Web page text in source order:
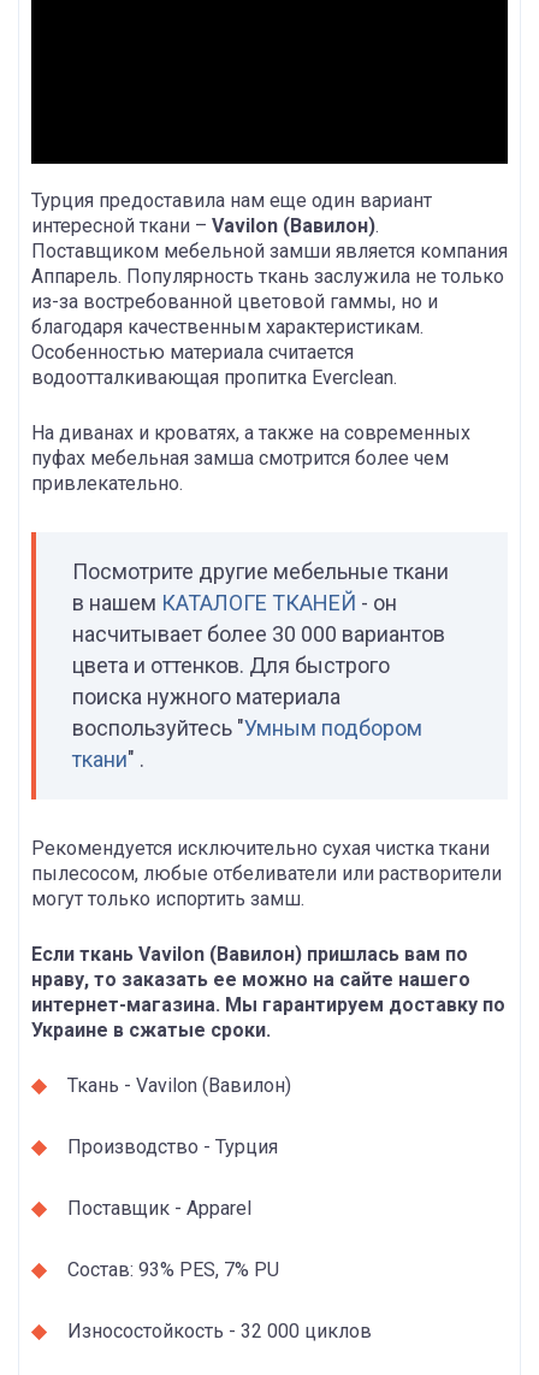
Турция предоставила нам еще один вариант
интересной ткани – Vavilon (Вавилон).
Поставщиком мебельной замши является компания
Аппарель. Популярность ткань заслужила не только
из-за востребованной цветовой гаммы, но и
благодаря качественным характеристикам.
Особенностью материала считается
водоотталкивающая пропитка Everclean.
На диванах и кроватях, а также на современных
пуфах мебельная замша смотрится более чем
привлекательно.
Посмотрите другие мебельные ткани
в нашем КАТАЛОГЕ ТКАНЕЙ - он
насчитывает более 30 000 вариантов
цвета и оттенков. Для быстрого
поиска нужного материала
воспользуйтесь "Умным подбором
ткани" .
Рекомендуется исключительно сухая чистка ткани
пылесосом, любые отбеливатели или растворители
могут только испортить замш.
Если ткань Vavilon (Вавилон) пришлась вам по
нраву, то заказать ее можно на сайте нашего
интернет-магазина. Мы гарантируем доставку по
Украине в сжатые сроки.
Ткань - Vavilon (Вавилон)
Производство - Турция
Поставщик - Apparel
Состав: 93% PES, 7% PU
Износостойкость - 32 000 циклов